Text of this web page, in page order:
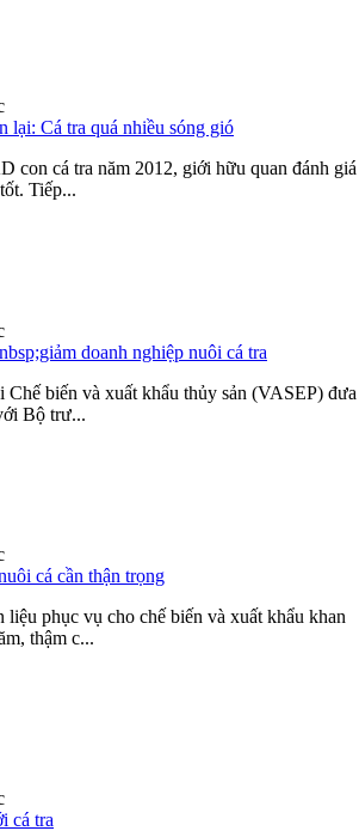
lại: Cá tra quá nhiều sóng gió
con cá tra năm 2012, giới hữu quan đánh giá
Tiếp...
doanh nghiệp nuôi cá tra
biến và xuất khẩu thủy sản (VASEP) đưa
Bộ trư...
cá cần thận trọng
liệu phục vụ cho chế biến và xuất khẩu khan
thậm c...
cá tra